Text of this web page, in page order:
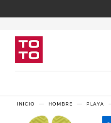
HOMBRE PLAYA